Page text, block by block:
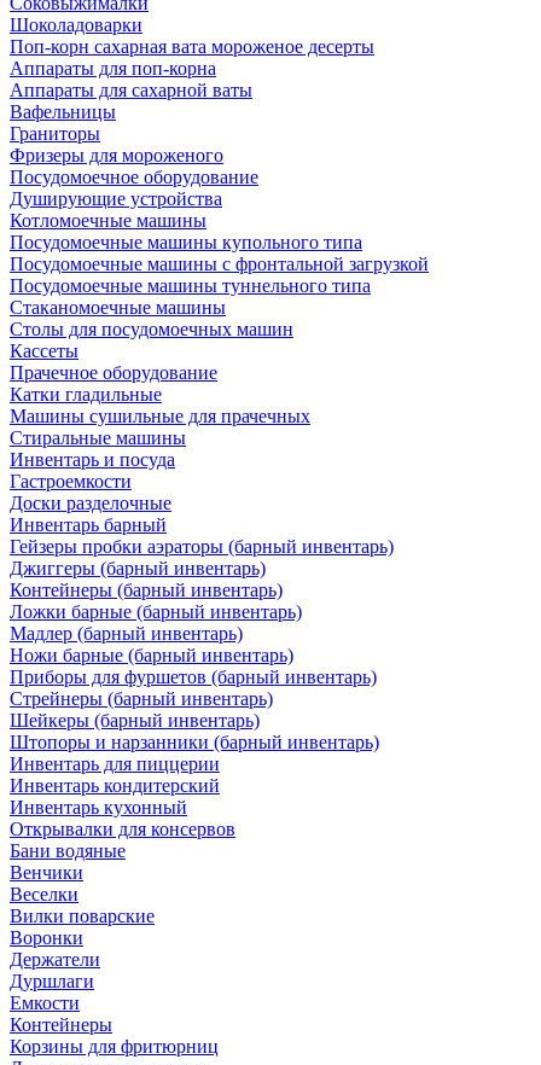
Шоколадоварки
Поп-корн сахарная вата мороженое десерты
Аппараты для поп-корна
Аппараты для сахарной ваты
Вафельницы
Граниторы
Фризеры для мороженого
Посудомоечное оборудование
Душирующие устройства
Котломоечные машины
Посудомоечные машины купольного типа
Посудомоечные машины с фронтальной загрузкой
Посудомоечные машины туннельного типа
Стаканомоечные машины
Столы для посудомоечных машин
Кассеты
Прачечное оборудование
Катки гладильные
Машины сушильные для прачечных
Стиральные машины
Инвентарь и посуда
Гастроемкости
Доски разделочные
Инвентарь барный
Гейзеры пробки аэраторы (барный инвентарь)
Джиггеры (барный инвентарь)
Контейнеры (барный инвентарь)
Ложки барные (барный инвентарь)
Мадлер (барный инвентарь)
Ножи барные (барный инвентарь)
Приборы для фуршетов (барный инвентарь)
Стрейнеры (барный инвентарь)
Шейкеры (барный инвентарь)
Штопоры и нарзанники (барный инвентарь)
Инвентарь для пиццерии
Инвентарь кондитерский
Инвентарь кухонный
Открывалки для консервов
Бани водяные
Венчики
Веселки
Вилки поварские
Воронки
Держатели
Дуршлаги
Емкости
Контейнеры
Корзины для фритюрниц